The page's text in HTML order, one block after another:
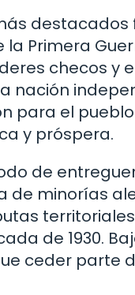
Primera
checos y
nación
para el
y próspera.
de
de minorías
de 1930.
ceder parte